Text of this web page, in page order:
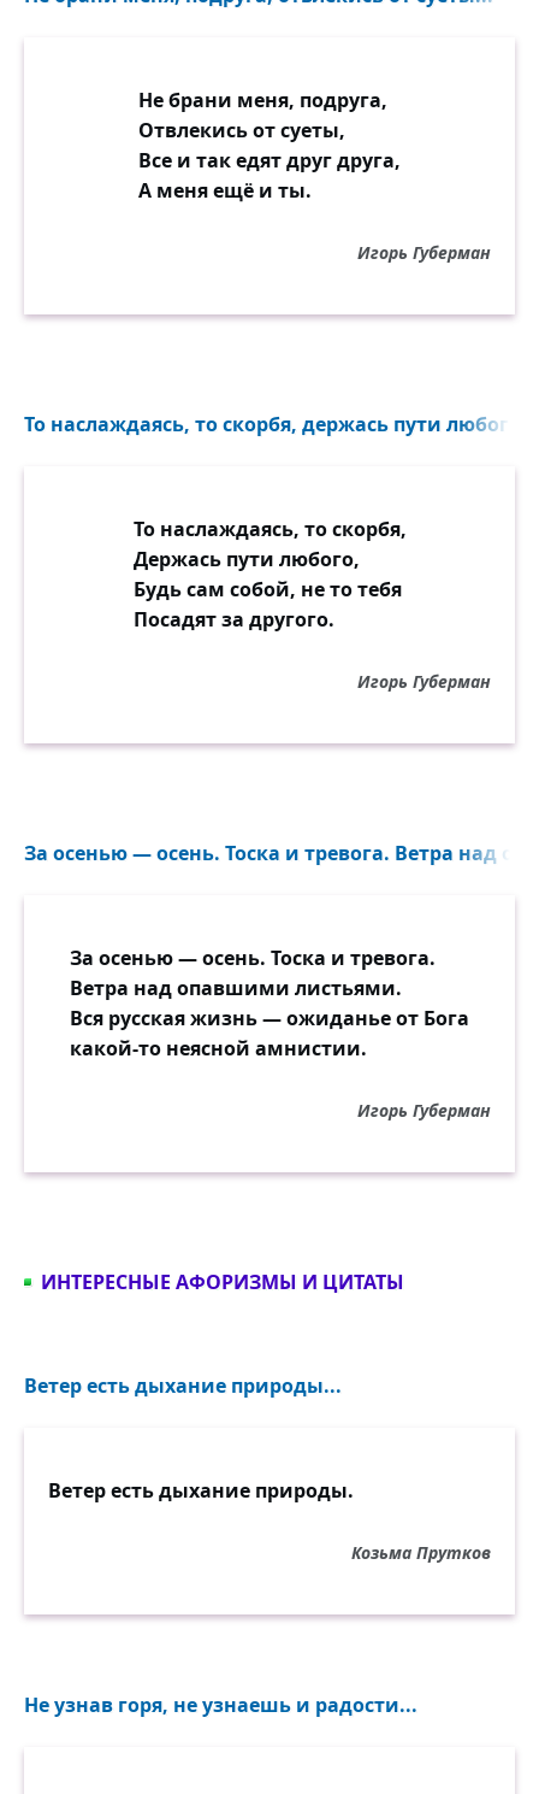
Не брани меня, подруга,
Отвлекись от суеты,
Все и так едят друг друга,
А меня ещё и ты.
Игорь Губерман
То наслаждаясь, то скорбя, держась пути любого...
То наслаждаясь, то скорбя,
Держась пути любого,
Будь сам собой, не то тебя
Посадят за другого.
Игорь Губерман
За осенью — осень. Тоска и тревога. Ветра над
За осенью — осень. Тоска и тревога.
Ветра над опавшими листьями.
Вся русская жизнь — ожиданье от Бога
какой-то неясной амнистии.
Игорь Губерман
ИНТЕРЕСНЫЕ АФОРИЗМЫ И ЦИТАТЫ
Ветер есть дыхание природы...
Ветер есть дыхание природы.
Козьма Прутков
Не узнав горя, не узнаешь и радости...